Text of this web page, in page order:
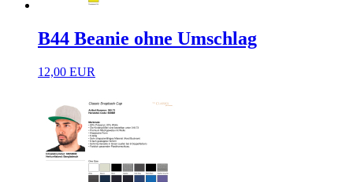
B44 Beanie ohne Umschlag
12,00 EUR